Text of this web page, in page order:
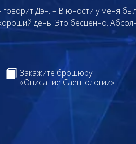
Дэн. – В юности у меня
день. Это бесценно.
Закажите брошюру
«Описание Саентологии»